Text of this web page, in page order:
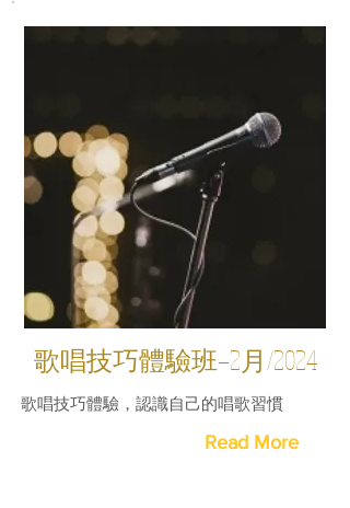
歌唱技巧體驗班—2月/2024
歌唱技巧體驗，認識自己的唱歌習慣
Read More